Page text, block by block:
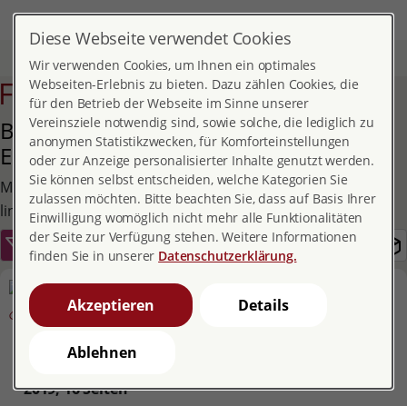
DE MENÜ
Start Publikationen und Broschüren Für Eltern
Für Eltern
Broschüren für Eltern und werdende
Eltern
Mehr Publikationen finden Sie über den Filter-Button
links.
Sexualaufklärung in
Deutschland
2019,16 Seiten
Diese Webseite verwendet Cookies
Wir verwenden Cookies, um Ihnen ein optimales
Webseiten-Erlebnis zu bieten. Dazu zählen Cookies, die
für den Betrieb der Webseite im Sinne unserer
Vereinsziele notwendig sind, sowie solche, die lediglich zu
anonymen Statistikzwecken, für Komforteinstellungen
oder zur Anzeige personalisierter Inhalte genutzt werden.
Sie können selbst entscheiden, welche Kategorien Sie
zulassen möchten. Bitte beachten Sie, dass auf Basis Ihrer
Einwilligung womöglich nicht mehr alle Funktionalitäten
der Seite zur Verfügung stehen. Weitere Informationen
finden Sie in unserer Datenschutzerklärung.
Akzeptieren Details
Ablehnen